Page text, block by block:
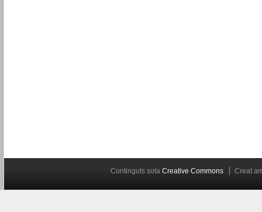
Continguts sotaCreative Commons Creat